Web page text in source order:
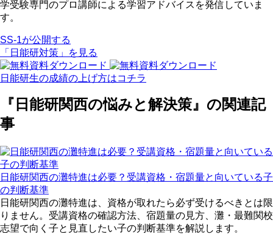
学受験専門のプロ講師による学習アドバイスを発信していま
す。
SS-1が公開する
「日能研対策」を見る
日能研生の成績の上げ方はコチラ
『日能研関西の悩みと解決策』の関連記
事
日能研関西の灘特進は必要？受講資格・宿題量と向いている子
の判断基準
日能研関西の灘特進は、資格が取れたら必ず受けるべきとは限
りません。受講資格の確認方法、宿題量の見方、灘・最難関校
志望で向く子と見直したい子の判断基準を解説します。